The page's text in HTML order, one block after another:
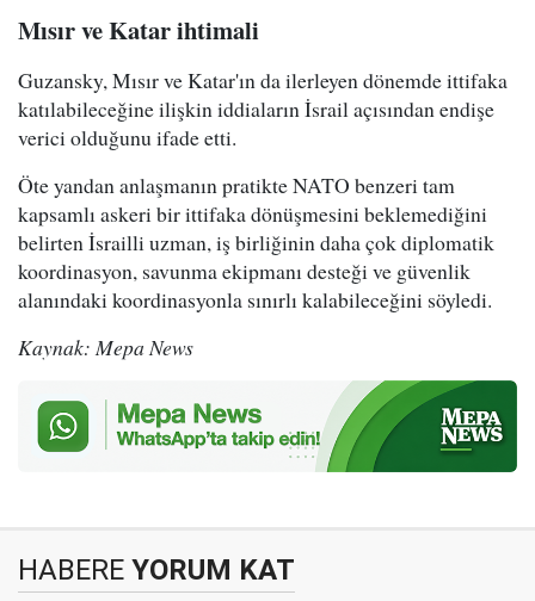
Mısır ve Katar ihtimali
Guzansky, Mısır ve Katar'ın da ilerleyen dönemde ittifaka
katılabileceğine ilişkin iddiaların İsrail açısından endişe
verici olduğunu ifade etti.
Öte yandan anlaşmanın pratikte NATO benzeri tam
kapsamlı askeri bir ittifaka dönüşmesini beklemediğini
belirten İsrailli uzman, iş birliğinin daha çok diplomatik
koordinasyon, savunma ekipmanı desteği ve güvenlik
alanındaki koordinasyonla sınırlı kalabileceğini söyledi.
Kaynak: Mepa News
HABERE YORUM KAT